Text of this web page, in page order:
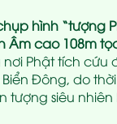
hình “tượng
Âm cao 108m
Phật tích cứu
Đông, do
tượng siêu